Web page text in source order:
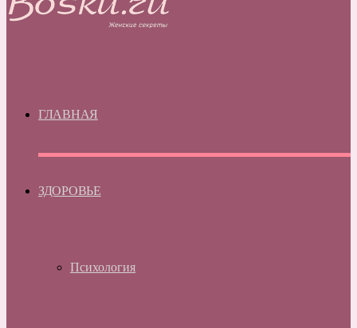
ГЛАВНАЯ
ЗДОРОВЬЕ
Психология